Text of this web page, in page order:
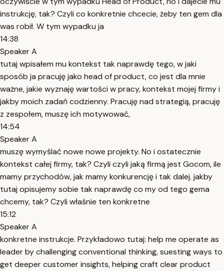
instrukcję, tak? Czyli co konkretnie chcecie, żeby ten gem dla
was robił. W tym wypadku ja
14:38
Speaker A
tutaj wpisałem mu kontekst tak naprawdę tego, w jaki
sposób ja pracuję jako head of product, co jest dla mnie
ważne, jakie wyznaję wartości w pracy, kontekst mojej firmy i
jakby moich zadań codzienny. Pracuję nad strategią, pracuję
z zespołem, muszę ich motywować,
14:54
Speaker A
muszę wymyślać nowe nowe projekty. No i ostatecznie
kontekst całej firmy, tak? Czyli czyli jaką firmą jest Gocom, ile
mamy przychodów, jak mamy konkurencję i tak dalej. jakby
tutaj opisujemy sobie tak naprawdę co my od tego gema
chcemy, tak? Czyli właśnie ten konkretne
15:12
Speaker A
konkretne instrukcje. Przykładowo tutaj: help me operate as
leader by challenging conventional thinking, suesting ways to
get deeper customer insights, helping craft clear product